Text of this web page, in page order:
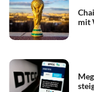
mit